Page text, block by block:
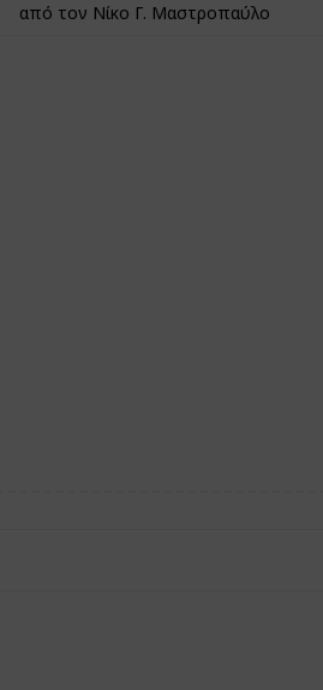
από τον Νίκο Γ. Μαστροπαύλο